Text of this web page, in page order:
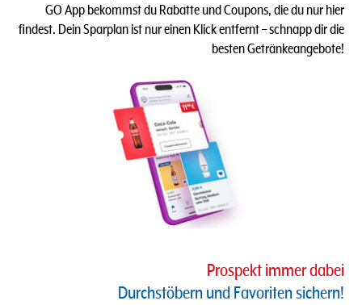
GO App bekommst du Rabatte und Coupons, die du nur hier
findest. Dein Sparplan ist nur einen Klick entfernt – schnapp dir die
besten Getränkeangebote!
Prospekt immer dabei
Durchstöbern und Favoriten sichern​!